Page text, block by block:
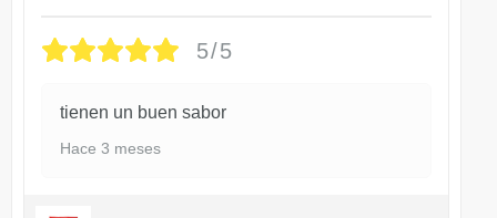
5/5
tienen un buen sabor
Hace 3 meses